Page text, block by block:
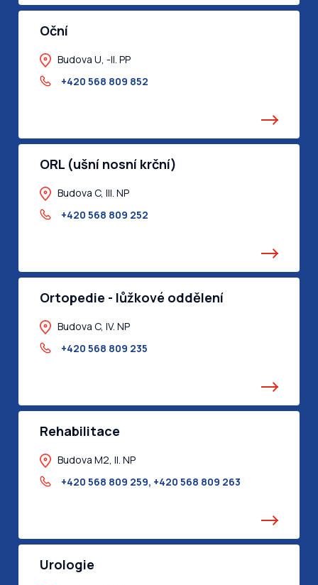
Oční
Budova U, -II. PP
+420 568 809 852
ORL (ušní nosní krční)
Budova C, III. NP
+420 568 809 252
Ortopedie - lůžkové oddělení
Budova C, IV. NP
+420 568 809 235
Rehabilitace
Budova M2, II. NP
+420 568 809 259, +420 568 809 263
Urologie